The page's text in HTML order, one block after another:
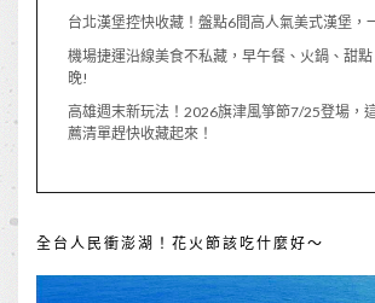
台北漢堡控快收藏！盤點6間高人氣美式漢堡，
機場捷運沿線美食不私藏，早午餐、火鍋、甜點
晚!
高雄週末新玩法！2026旗津風箏節7/25登場，
薦清單趕快收藏起來！
全台人民衝澎湖！花火節該吃什麼好～